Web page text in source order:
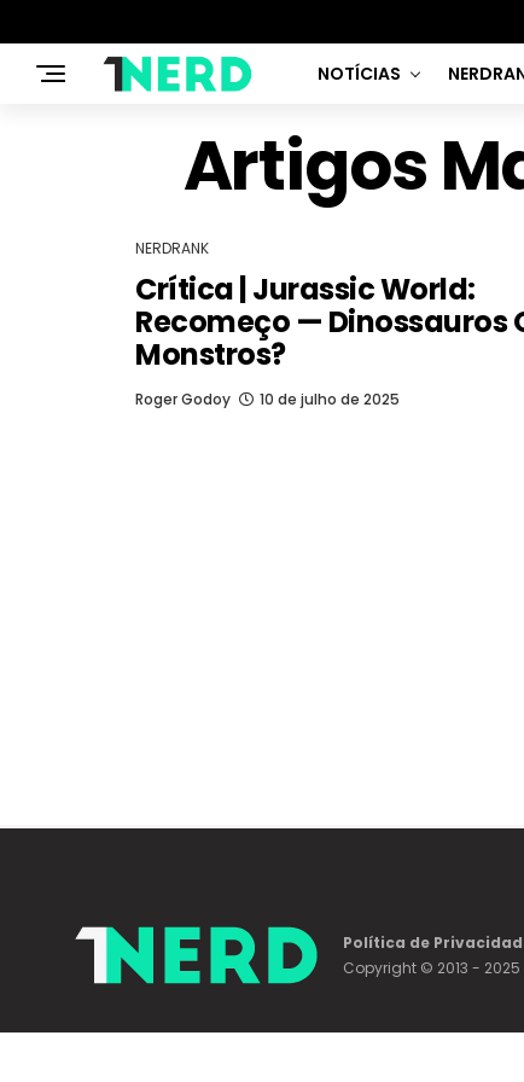
NOTÍCIAS
Artigos
NERDRANK
Crítica | Jurassic World:
Recomeço — Dinossauros
Monstros?
Roger Godoy 10 de julho de 2025
Política de
Copyright © 2013 -